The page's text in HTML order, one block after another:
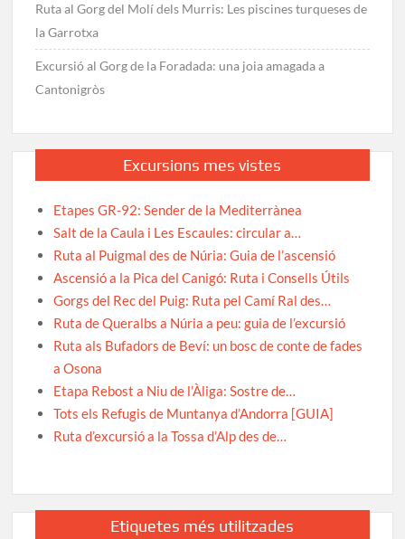
Ruta al Gorg del Molí dels Murris: Les piscines turqueses de
la Garrotxa
Excursió al Gorg de la Foradada: una joia amagada a
Cantonigròs
Excursions mes vistes
Etapes GR-92: Sender de la Mediterrànea
Salt de la Caula i Les Escaules: circular a…
Ruta al Puigmal des de Núria: Guia de l’ascensió
Ascensió a la Pica del Canigó: Ruta i Consells Útils
Gorgs del Rec del Puig: Ruta pel Camí Ral des…
Ruta de Queralbs a Núria a peu: guia de l’excursió
Ruta als Bufadors de Beví: un bosc de conte de fades
a Osona
Etapa Rebost a Niu de l’Àliga: Sostre de…
Tots els Refugis de Muntanya d’Andorra [GUIA]
Ruta d’excursió a la Tossa d’Alp des de…
Etiquetes més utilitzades